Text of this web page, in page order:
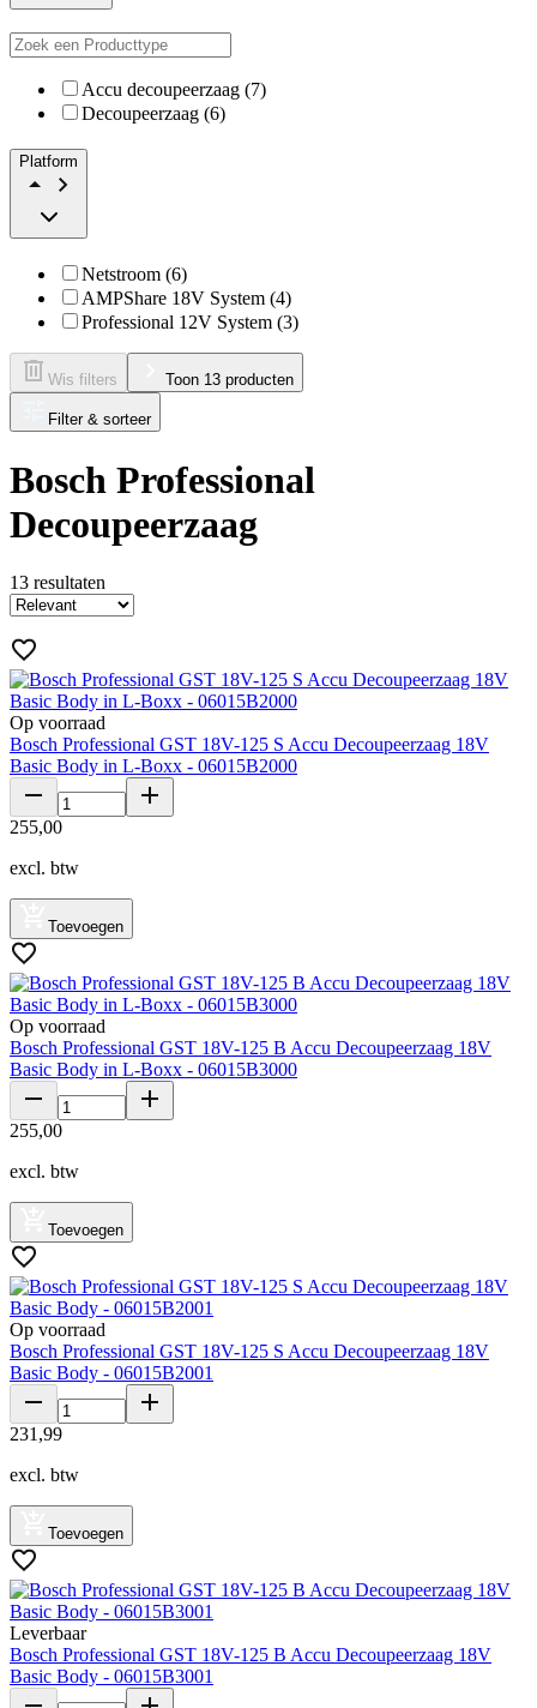
Accu decoupeerzaag (7)
Decoupeerzaag (6)
Platform
Netstroom (6)
AMPShare 18V System (4)
Professional 12V System (3)
Wis filters Toon 13 producten
Filter & sorteer
Bosch Professional
Decoupeerzaag
13 resultaten
Op voorraad
Bosch Professional GST 18V-125 S Accu Decoupeerzaag 18V
Basic Body in L-Boxx - 06015B2000
255,00
excl. btw
Toevoegen
Op voorraad
Bosch Professional GST 18V-125 B Accu Decoupeerzaag 18V
Basic Body in L-Boxx - 06015B3000
255,00
excl. btw
Toevoegen
Op voorraad
Bosch Professional GST 18V-125 S Accu Decoupeerzaag 18V
Basic Body - 06015B2001
231 ,99
excl. btw
Toevoegen
Leverbaar
Bosch Professional GST 18V-125 B Accu Decoupeerzaag 18V
Basic Body - 06015B3001